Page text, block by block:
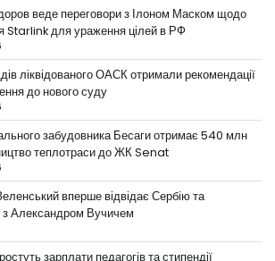
веде переговори з Ілоном Маском щодо
Starlink для ураження цілей в РФ
ліквідованого ОАСК отримали рекомендації
до нового суду
забудовника Бесаги отримає 540 млн
теплотраси до ЖК Senat
вперше відвідає Сербію та
з Александром Вучичем
зарплати педагогів та стипендії